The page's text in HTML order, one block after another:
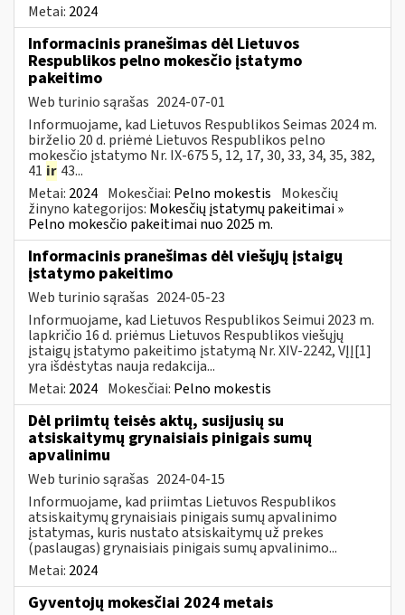
Metai: 2024
Informacinis pranešimas dėl Lietuvos
Respublikos pelno mokesčio įstatymo
pakeitimo
Web turinio sąrašas 2024-07-01
Informuojame, kad Lietuvos Respublikos Seimas 2024 m.
birželio 20 d. priėmė Lietuvos Respublikos pelno
mokesčio įstatymo Nr. IX-675 5, 12, 17, 30, 33, 34, 35, 382,
41 ir 43...
Metai: 2024 Mokesčiai: Pelno mokestis Mokesčių
žinyno kategorijos: Mokesčių įstatymų pakeitimai »
Pelno mokesčio pakeitimai nuo 2025 m.
Informacinis pranešimas dėl viešųjų įstaigų
įstatymo pakeitimo
Web turinio sąrašas 2024-05-23
Informuojame, kad Lietuvos Respublikos Seimui 2023 m.
lapkričio 16 d. priėmus Lietuvos Respublikos viešųjų
įstaigų įstatymo pakeitimo įstatymą Nr. XIV-2242, VĮĮ[1]
yra išdėstytas nauja redakcija...
Metai: 2024 Mokesčiai: Pelno mokestis
Dėl priimtų teisės aktų, susijusių su
atsiskaitymų grynaisiais pinigais sumų
apvalinimu
Web turinio sąrašas 2024-04-15
Informuojame, kad priimtas Lietuvos Respublikos
atsiskaitymų grynaisiais pinigais sumų apvalinimo
įstatymas, kuris nustato atsiskaitymų už prekes
(paslaugas) grynaisiais pinigais sumų apvalinimo...
Metai: 2024
Gyventojų mokesčiai 2024 metais